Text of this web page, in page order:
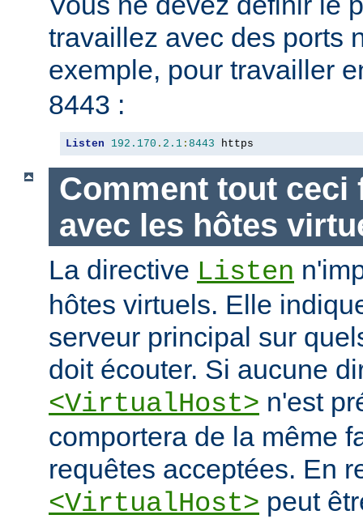
travaillez avec des ports
exemple, pour travailler
8443 :
Listen 192.170 . 2.1 : 8443 https
Comment tout ceci
avec les hôtes
La directive Listen
hôtes virtuels. Elle
serveur principal sur
doit écouter. Si aucune
<VirtualHost> n'est
comportera de la même
requêtes acceptées. En
<VirtualHost> peut